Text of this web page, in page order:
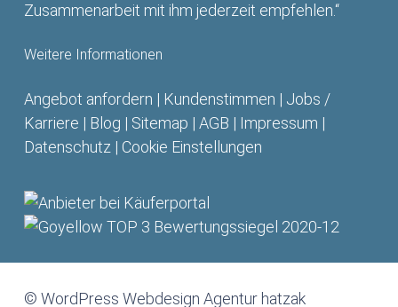
Zusammenarbeit mit ihm jederzeit empfehlen.“
Weitere Informationen
Angebot anfordern | Kundenstimmen | Jobs /
Karriere | Blog | Sitemap | AGB | Impressum |
Datenschutz | Cookie Einstellungen
© WordPress Webdesign Agentur hatzak